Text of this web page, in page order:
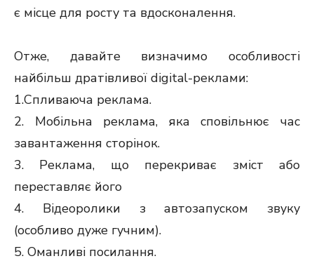
є місце для росту та вдосконалення.
Отже, давайте визначимо особливості
найбільш дратівливої digital-реклами:
1.Спливаюча реклама.
2. Мобільна реклама, яка сповільнює час
завантаження сторінок.
3. Реклама, що перекриває зміст або
переставляє його
4. Відеоролики з автозапуском звуку
(особливо дуже гучним).
5. Оманливі посилання.